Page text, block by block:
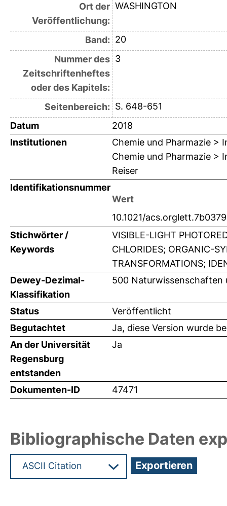
Ort der
Veröffentlichung:
WASHINGTON
Band: 20
Nummer des
Zeitschriftenheftes
oder des Kapitels:
3
Seitenbereich: S. 648-651
Datum
2018
Institutionen
Chemie und Pharmazie >
Chemie und Pharmazie >
Reiser
Identifikationsnummer
Wert
10.1021/
Stichwörter /
Keywords
VISIBLE-LIGHT
CHLORIDES; ORGANIC-
TRANSFORMATIONS;
Dewey-Dezimal-
Klassifikation
500 Naturwissenschaften
Status
Veröffentlicht
Begutachtet
Ja, diese Version wurde
An der Universität
Regensburg
entstanden
Ja
Dokumenten-ID 47471
Bibliographische Daten